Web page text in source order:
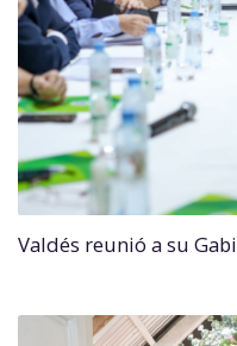
Valdés reunió a su